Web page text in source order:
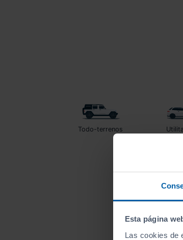
Esta página
Las cookies de
Todo-terrenos